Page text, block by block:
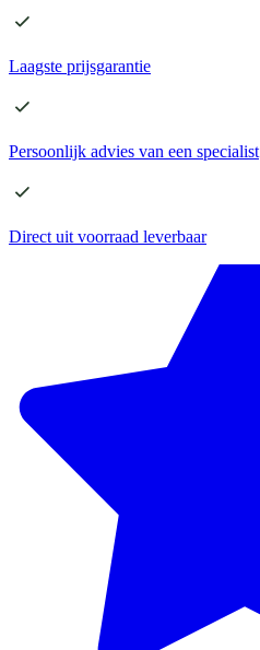
Laagste prijsgarantie
Persoonlijk advies van een specialist
Direct uit voorraad leverbaar